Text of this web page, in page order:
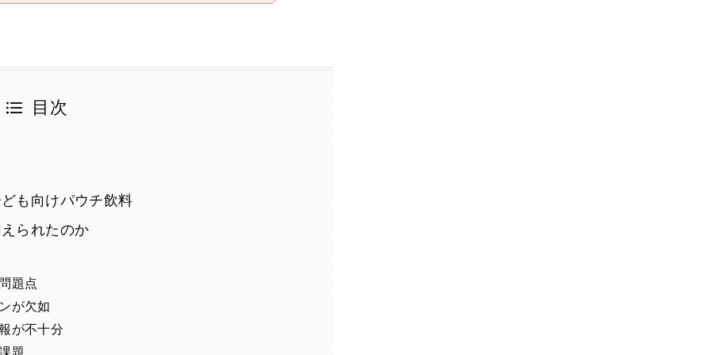
目次
も向けパウチ飲料
られたのか
題点
が欠如
が不十分
題